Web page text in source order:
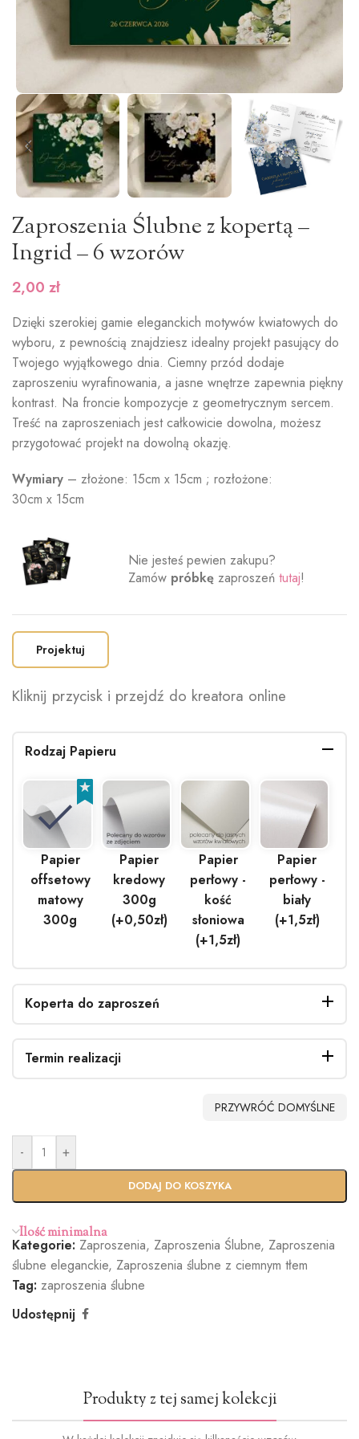
Zaproszenia Ślubne z kopertą –
Ingrid – 6 wzorów
2,00 zł
Dzięki szerokiej gamie eleganckich motywów kwiatowych do
wyboru, z pewnością znajdziesz idealny projekt pasujący do
Twojego wyjątkowego dnia. Ciemny przód dodaje
zaproszeniu wyrafinowania, a jasne wnętrze zapewnia piękny
kontrast. Na froncie kompozycje z geometrycznym sercem.
Treść na zaproszeniach jest całkowicie dowolna, możesz
przygotować projekt na dowolną okazję.
Wymiary – złożone: 15cm x 15cm ; rozłożone:
30cm x 15cm
Nie jesteś pewien zakupu?
Zamów próbkę zaproszeń tutaj!
Projektuj
Kliknij przycisk i przejdź do kreatora online
Rodzaj Papieru
Papier
offsetowy
matowy
300g
Papier
kredowy
300g
(+0,50zł)
Papier
perłowy -
kość
słoniowa
(+1,5zł)
Papier
perłowy -
biały
(+1,5zł)
Koperta do zaproszeń
EKO
Biała
Butelkowa
Zieleń
(+1.2zł)
Jasny róż
(+1.2zł)
Brudny róż
(+1.2zł)
Cielisty
(+1.2zł)
(+1.2zł)
(+1.2zł)
zieleń
(+1.2zł)
(+1.2zł)
Termin realizacji
Standardo
Ekspres
(+100zł)
PRZYWRÓĆ DOMYŚLNE
- +
DODAJ DO KOSZYKA
Ilość minimalna
Kategorie: Zaproszenia, Zaproszenia Ślubne, Zaproszenia
ślubne eleganckie, Zaproszenia ślubne z ciemnym tłem
Tag: zaproszenia ślubne
Udostępnij
Produkty z tej samej kolekcji